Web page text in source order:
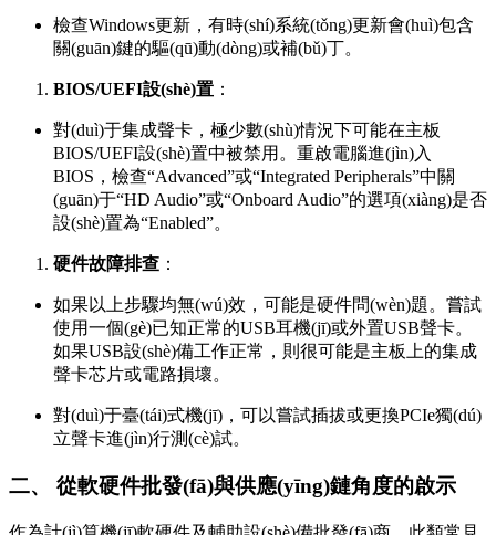
檢查Windows更新，有時(shí)系統(tǒng)更新會(huì)包含
關(guān)鍵的驅(qū)動(dòng)或補(bǔ)丁。
BIOS/UEFI設(shè)置 ：
對(duì)于集成聲卡，極少數(shù)情況下可能在主板
BIOS/UEFI設(shè)置中被禁用。重啟電腦進(jìn)入
BIOS，檢查“Advanced”或“Integrated Peripherals”中關
(guān)于“HD Audio”或“Onboard Audio”的選項(xiàng)是否
設(shè)置為“Enabled”。
硬件故障排查 ：
如果以上步驟均無(wú)效，可能是硬件問(wèn)題。嘗試
使用一個(gè)已知正常的USB耳機(jī)或外置USB聲卡。
如果USB設(shè)備工作正常，則很可能是主板上的集成
聲卡芯片或電路損壞。
對(duì)于臺(tái)式機(jī)，可以嘗試插拔或更換PCIe獨(dú)
立聲卡進(jìn)行測(cè)試。
二、 從軟硬件批發(fā)與供應(yīng)鏈角度的啟示